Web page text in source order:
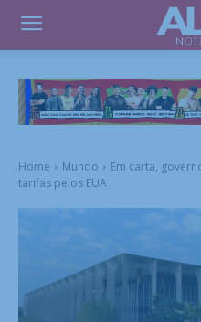
Home Mundo
Em carta,
tarifas pelos EUA